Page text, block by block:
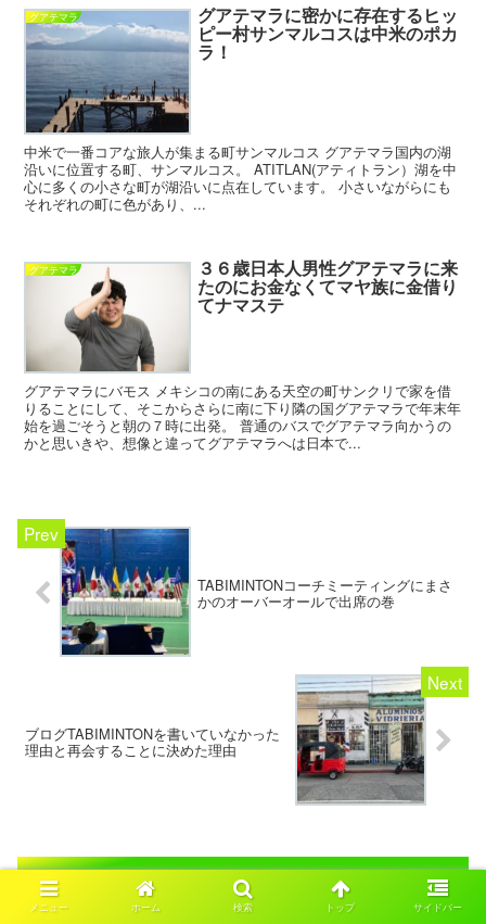
グアテマラ グアテマラに密かに存在するヒッ
ピー村サンマルコスは中米のポカ
ラ！
中米で一番コアな旅人が集まる町サンマルコス グアテマラ国内の湖
沿いに位置する町、サンマルコス。 ATITLAN(アティトラン）湖を中
心に多くの小さな町が湖沿いに点在しています。 小さいながらにも
それぞれの町に色があり、...
グアテマラ ３６歳日本人男性グアテマラに来
たのにお金なくてマヤ族に金借り
てナマステ
グアテマラにバモス メキシコの南にある天空の町サンクリで家を借
りることにして、そこからさらに南に下り隣の国グアテマラで年末年
始を過ごそうと朝の７時に出発。 普通のバスでグアテマラ向かうの
かと思いきや、想像と違ってグアテマラへは日本で...
TABIMINTONコーチミーティングにまさ
かのオーバーオールで出席の巻
ブログTABIMINTONを書いていなかった
理由と再会することに決めた理由
コメント
メニュー ホーム 検索 トップ サイドバー